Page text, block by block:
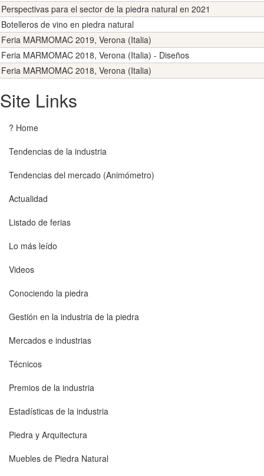
Perspectivas para el sector de la piedra natural en 2021
Botelleros de vino en piedra natural
Feria MARMOMAC 2019, Verona (Italia)
Feria MARMOMAC 2018, Verona (Italia) - Diseños
Feria MARMOMAC 2018, Verona (Italia)
Site Links
? Home
Tendencias de la industria
Tendencias del mercado (Animómetro)
Actualidad
Listado de ferias
Lo más leído
Videos
Conociendo la piedra
Gestión en la industria de la piedra
Mercados e industrias
Técnicos
Premios de la industria
Estadísticas de la industria
Piedra y Arquitectura
Muebles de Piedra Natural